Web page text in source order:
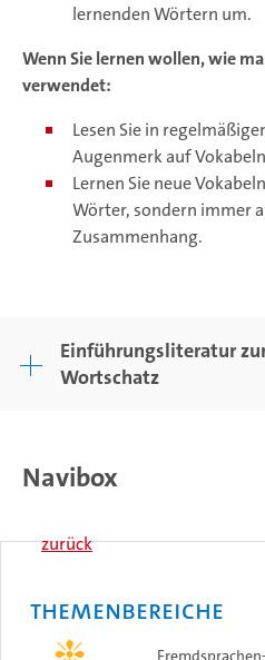
lernenden Wörtern um.
Wenn Sie lernen wollen, wie
verwendet:
Lesen Sie in
Augenmerk auf
Lernen Sie neue
Wörter, sondern immer
Zusammenhang.
Einführungsliteratur
Wortschatz
Navibox
zurück
Themenbereiche